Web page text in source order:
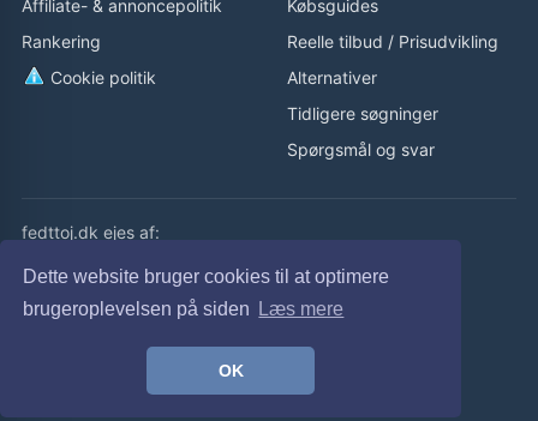
Dette website bruger cookies til at optimere
brugeroplevelsen på siden
Læs mere
OK
Affiliate- & annoncepolitik
Rankering
Cookie politik
Købsguides
Reelle tilbud / Prisudvikling
Alternativer
Tidligere søgninger
Spørgsmål og svar
fedttoj.dk ejes af:
eLaursen ApS
Cvr: 32308929